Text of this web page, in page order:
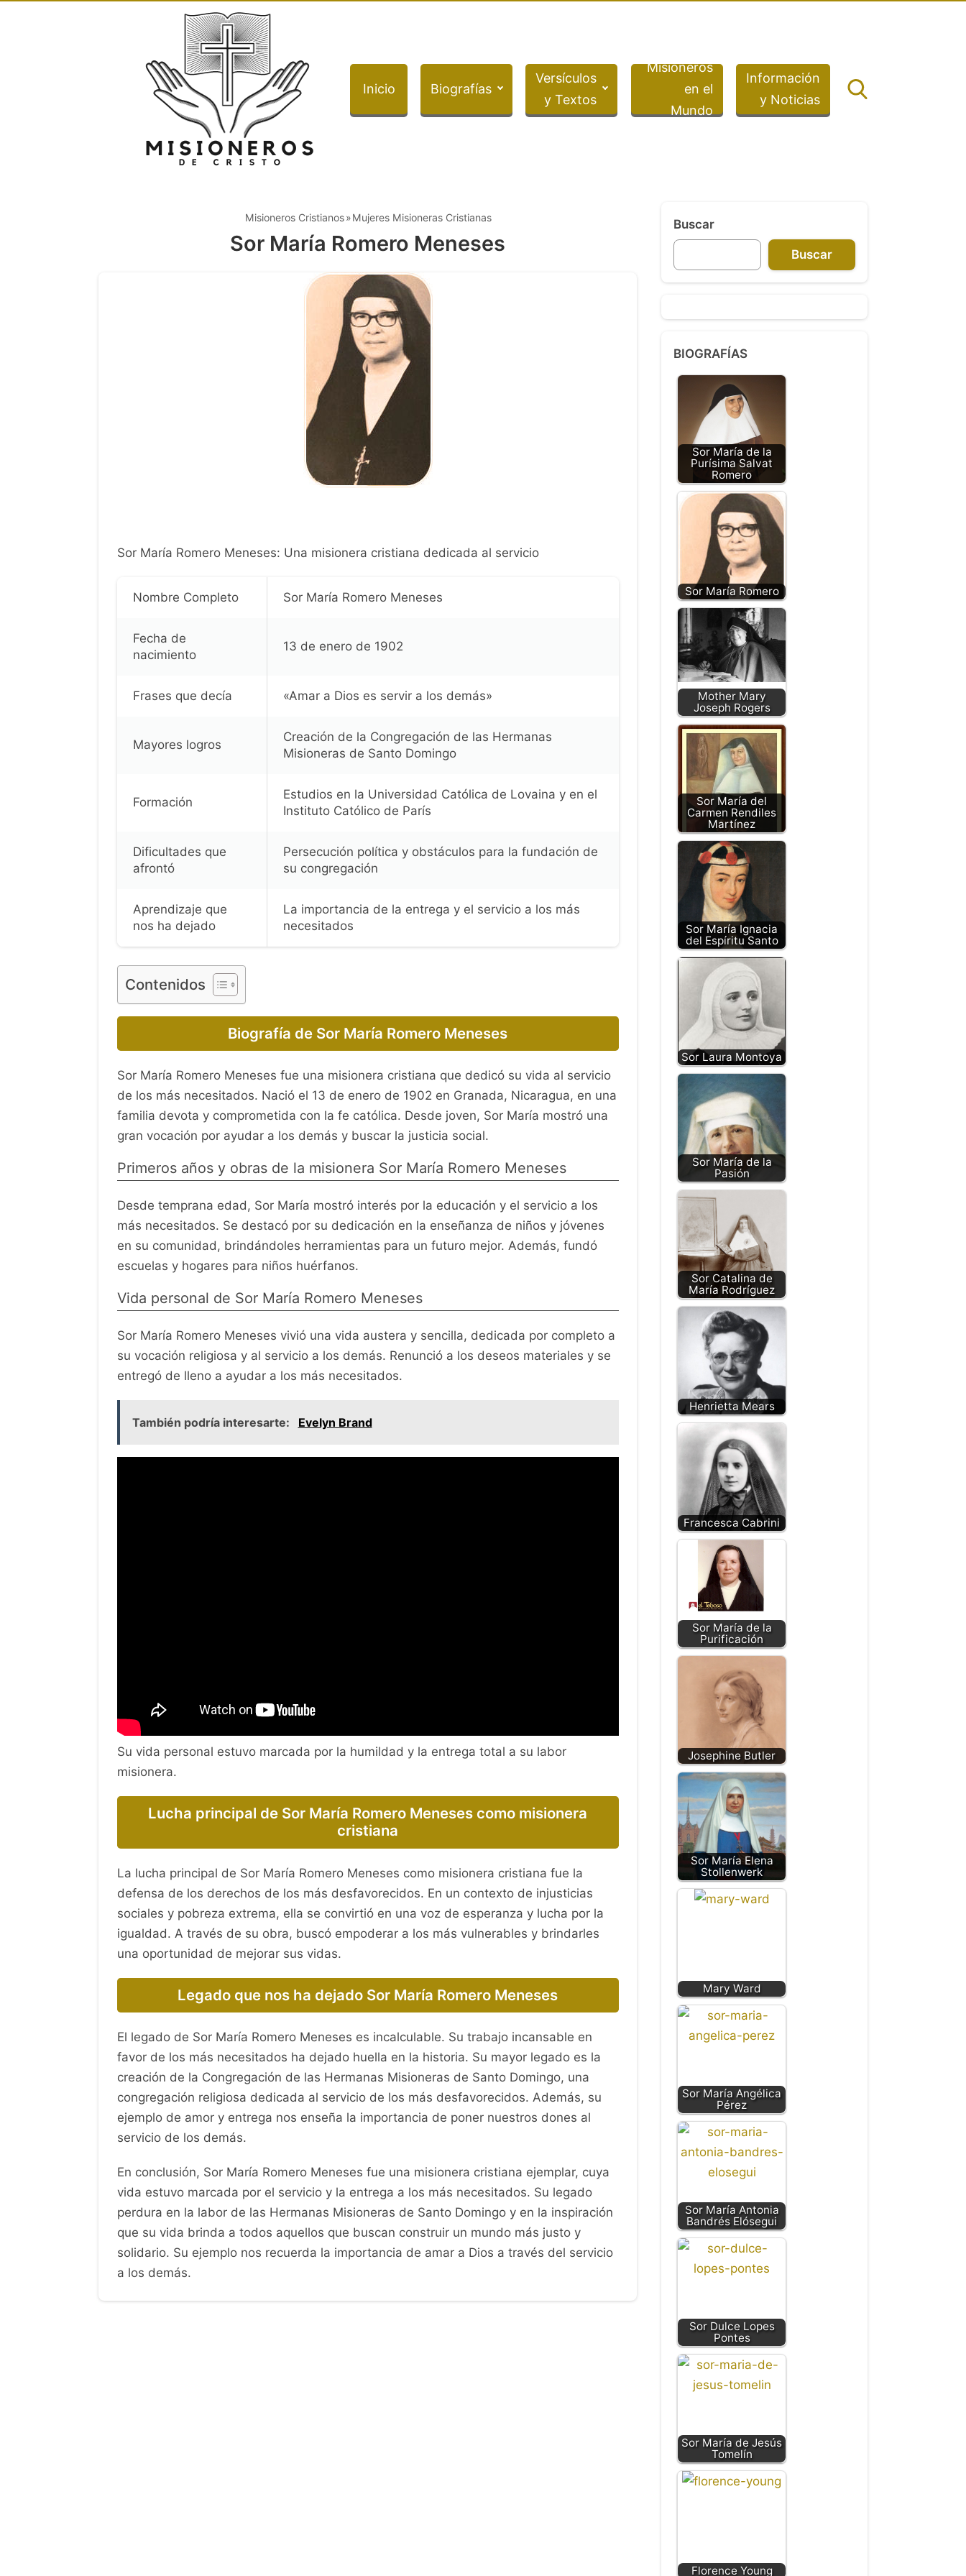
Inicio Biografías
Versículos
y Textos
Misioneros
en el
Mundo
Información
y Noticias
Misioneros Cristianos Mujeres Misioneras Cristianas
Sor María Romero Meneses
Sor María Romero Meneses: Una misionera cristiana dedicada al servicio
Nombre Completo Sor María Romero Meneses
Fecha de
nacimiento
13 de enero de 1902
Frases que decía «Amar a Dios es servir a los demás»
Mayores logros
Creación de la Congregación de las Hermanas
Misioneras de Santo Domingo
Formación
Estudios en la Universidad Católica de Lovaina y en el
Instituto Católico de París
Dificultades que
afrontó
Persecución política y obstáculos para la fundación de
su congregación
Aprendizaje que
nos ha dejado
La importancia de la entrega y el servicio a los más
necesitados
Contenidos
Biografía de Sor María Romero Meneses
Sor María Romero Meneses fue una misionera cristiana que dedicó su vida al servicio
de los más necesitados. Nació el 13 de enero de 1902 en Granada, Nicaragua, en una
familia devota y comprometida con la fe católica. Desde joven, Sor María mostró una
gran vocación por ayudar a los demás y buscar la justicia social.
Primeros años y obras de la misionera Sor María Romero Meneses
Desde temprana edad, Sor María mostró interés por la educación y el servicio a los
más necesitados. Se destacó por su dedicación en la enseñanza de niños y jóvenes
en su comunidad, brindándoles herramientas para un futuro mejor. Además, fundó
escuelas y hogares para niños huérfanos.
Vida personal de Sor María Romero Meneses
Sor María Romero Meneses vivió una vida austera y sencilla, dedicada por completo a
su vocación religiosa y al servicio a los demás. Renunció a los deseos materiales y se
entregó de lleno a ayudar a los más necesitados.
También podría interesarte: Evelyn Brand
Su vida personal estuvo marcada por la humildad y la entrega total a su labor
misionera.
Lucha principal de Sor María Romero Meneses como misionera
cristiana
La lucha principal de Sor María Romero Meneses como misionera cristiana fue la
defensa de los derechos de los más desfavorecidos. En un contexto de injusticias
sociales y pobreza extrema, ella se convirtió en una voz de esperanza y lucha por la
igualdad. A través de su obra, buscó empoderar a los más vulnerables y brindarles
una oportunidad de mejorar sus vidas.
Legado que nos ha dejado Sor María Romero Meneses
El legado de Sor María Romero Meneses es incalculable. Su trabajo incansable en
favor de los más necesitados ha dejado huella en la historia. Su mayor legado es la
creación de la Congregación de las Hermanas Misioneras de Santo Domingo, una
congregación religiosa dedicada al servicio de los más desfavorecidos. Además, su
ejemplo de amor y entrega nos enseña la importancia de poner nuestros dones al
servicio de los demás.
En conclusión, Sor María Romero Meneses fue una misionera cristiana ejemplar, cuya
vida estuvo marcada por el servicio y la entrega a los más necesitados. Su legado
perdura en la labor de las Hermanas Misioneras de Santo Domingo y en la inspiración
que su vida brinda a todos aquellos que buscan construir un mundo más justo y
solidario. Su ejemplo nos recuerda la importancia de amar a Dios a través del servicio
a los demás.
Buscar
Buscar
BIOGRAFÍAS
Sor María de la
Purísima Salvat
Romero
Sor María Romero
Mother Mary
Joseph Rogers
Sor María del
Carmen Rendiles
Martínez
Sor María Ignacia
del Espíritu Santo
Sor Laura Montoya
Sor María de la
Pasión
Sor Catalina de
María Rodríguez
Henrietta Mears
Francesca Cabrini
Sor María de la
Purificación
Josephine Butler
Sor María Elena
Stollenwerk
Mary Ward
Sor María Angélica
Pérez
Sor María Antonia
Bandrés Elósegui
Sor Dulce Lopes
Pontes
Sor María de Jesús
Tomelín
Florence Young